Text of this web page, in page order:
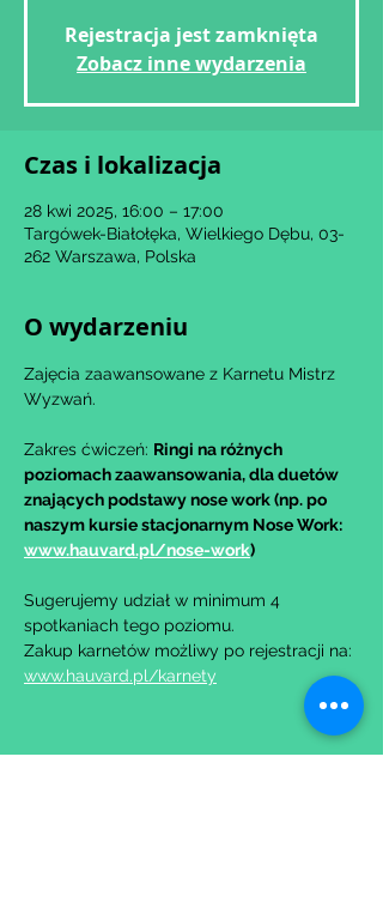
Rejestracja jest zamknięta
Zobacz inne wydarzenia
Czas i lokalizacja
28 kwi 2025, 16:00 – 17:00
Targówek-Białołęka, Wielkiego Dębu, 03-
262 Warszawa, Polska
O wydarzeniu
Zajęcia zaawansowane z Karnetu Mistrz
Wyzwań.
Zakres ćwiczeń: Ringi na różnych
poziomach zaawansowania, dla duetów
znających podstawy nose work (np. po
naszym kursie stacjonarnym Nose Work:
www.hauvard.pl/nose-work)
Sugerujemy udział w minimum 4
spotkaniach tego poziomu.
Zakup karnetów możliwy po rejestracji na:
www.hauvard.pl/karnety